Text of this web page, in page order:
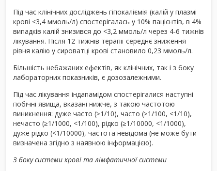
Під час клінічних досліджень гіпокаліємія (калій у плазмі
крові <3,4 ммоль/л) спостерігалась у 10% пацієнтів, в 4%
випадків калій знизився до <3,2 ммоль/л через 4‑6 тижнів
лікування. Після 12 тижнів терапії середнє зниження
рівня калію у сироватці крові становило 0,23 ммоль/л.
Більшість небажаних ефектів, як клінічних, так і з боку
лабораторних показників, є дозозалежними.
Під час лікування індапамідом спостерігалися наступні
побічні явища, вказані нижче, з такою частотою
виникнення: дуже часто (≥1/10), часто (≥1/100, <1/10),
нечасто (≥1/1000, <1/100), рідко (≥1/10000, <1/1000),
дуже рідко (<1/10000), частота невідома (не може бути
визначена згідно з наявною інформацією).
З боку системи крові та лімфатичної системи